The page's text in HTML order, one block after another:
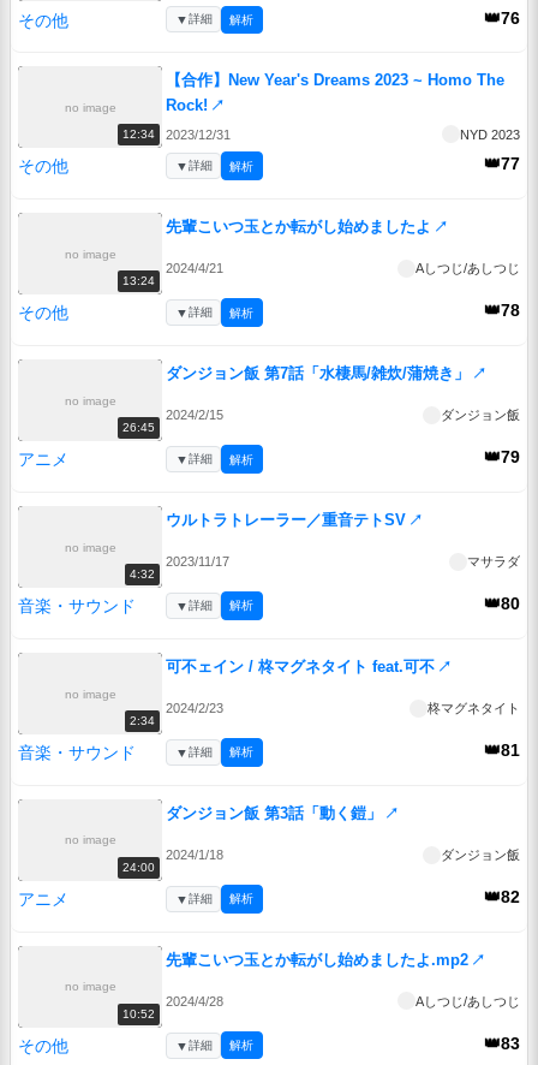
その他 👑76
▼詳細 解析
no image
12:34
【合作】New Year's Dreams 2023 ~ Homo The
Rock! ↗
2023/12/31 NYD 2023
その他 👑77
▼詳細 解析
no image
13:24
先輩こいつ玉とか転がし始めましたよ ↗
2024/4/21 Aしつじ/あしつじ
その他 👑78
▼詳細 解析
no image
26:45
ダンジョン飯 第7話「水棲馬/雑炊/蒲焼き」 ↗
2024/2/15 ダンジョン飯
アニメ 👑79
▼詳細 解析
no image
4:32
ウルトラトレーラー／重音テトSV ↗
2023/11/17 マサラダ
音楽・サウンド 👑80
▼詳細 解析
no image
2:34
可不ェイン / 柊マグネタイト feat.可不 ↗
2024/2/23 柊マグネタイト
音楽・サウンド 👑81
▼詳細 解析
no image
24:00
ダンジョン飯 第3話「動く鎧」 ↗
2024/1/18 ダンジョン飯
アニメ 👑82
▼詳細 解析
no image
10:52
先輩こいつ玉とか転がし始めましたよ.mp2 ↗
2024/4/28 Aしつじ/あしつじ
その他 👑83
▼詳細 解析